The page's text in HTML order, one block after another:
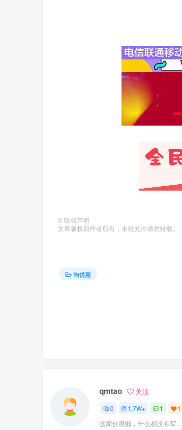
© 版权声明
文章版权归作者所有，未经允许请勿转载。
淘优惠
qmtao 关注
0 1.7W+ 1 1
这家伙很懒，什么都没有写...